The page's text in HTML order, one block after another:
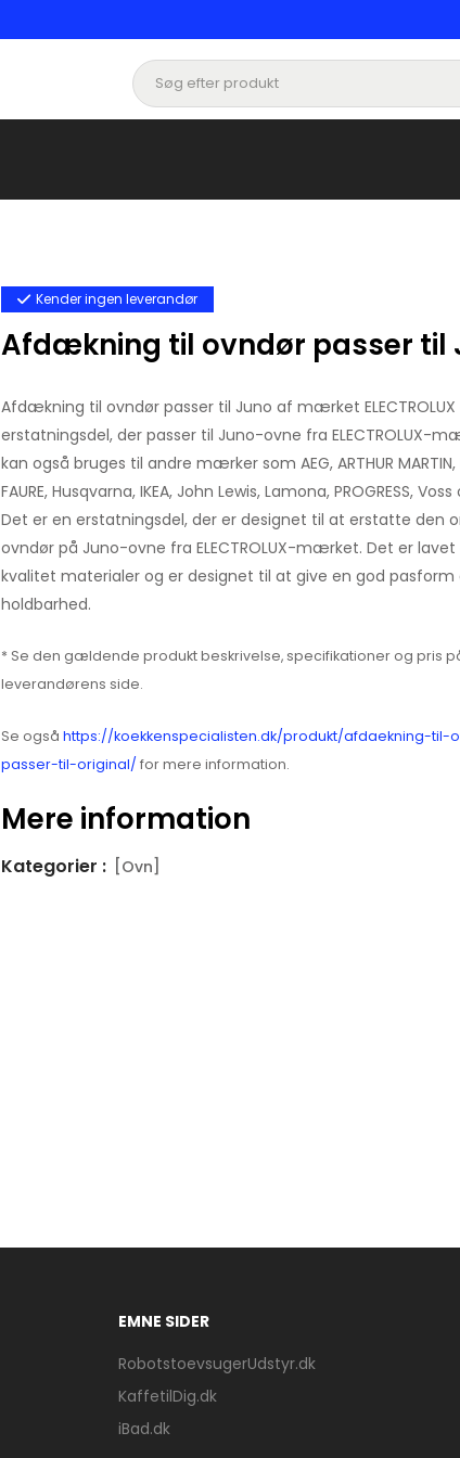
Kender ingen leverandør
Afdækning til ovndør passer til
Afdækning til ovndør passer til Juno af mærket ELECTROLUX
erstatningsdel, der passer til Juno-ovne fra ELECTROLUX-
kan også bruges til andre mærker som AEG, ARTHUR
FAURE, Husqvarna, IKEA, John Lewis, Lamona, PROGRESS, Voss
Det er en erstatningsdel, der er designet til at erstatte den
ovndør på Juno-ovne fra ELECTROLUX-mærket. Det er
kvalitet materialer og er designet til at give en god pasform
holdbarhed.
* Se den gældende produkt beskrivelse, specifikationer og pris
leverandørens side.
Se også https://koekkenspecialisten.dk/produkt/afdaekning-til-
passer-til-original/ for mere information.
Mere information
Kategorier : [Ovn]
EMNE SIDER
RobotstoevsugerUdstyr.dk
KaffetilDig.dk
iBad.dk